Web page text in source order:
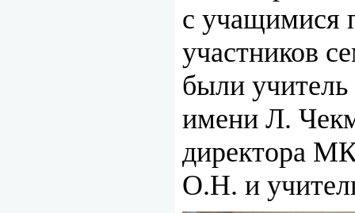
с учащимися
участников
были
имени Л.
директора
О.Н. и